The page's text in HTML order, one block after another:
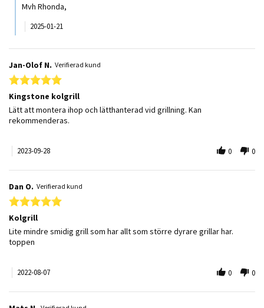
Mvh Rhonda,
2025-01-21
Jan-Olof N. Verifierad kund
5.0 star rating
Kingstone kolgrill
Review by Jan-Olof N. on 28 Sep 2023
review stating Kingstone kolgrill
Lätt att montera ihop och lätthanterad vid grillning. Kan
rekommenderas.
2023-09-28 0 0
Dan O. Verifierad kund
5.0 star rating
Kolgrill
Review by Dan O. on 7 Aug 2022
review stating Kolgrill
Lite mindre smidig grill som har allt som större dyrare grillar har.
toppen
2022-08-07 0 0